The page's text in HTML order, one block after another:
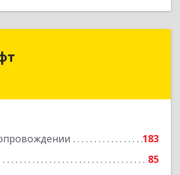
183
85
обл, Самара г, Партизанская